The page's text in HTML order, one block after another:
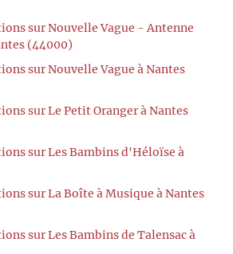
sur Nouvelle Vague - Antenne
(44000)
sur Nouvelle Vague à Nantes
sur Le Petit Oranger à Nantes
sur Les Bambins d'Héloïse à
sur La Boîte à Musique à Nantes
sur Les Bambins de Talensac à